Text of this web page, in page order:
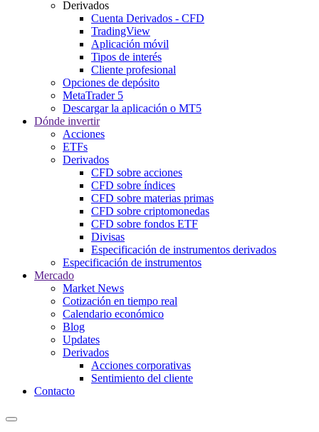
Derivados
Cuenta Derivados - CFD
TradingView
Aplicación móvil
Tipos de interés
Cliente profesional
Opciones de depósito
MetaTrader 5
Descargar la aplicación o MT5
Dónde invertir
Acciones
ETFs
Derivados
CFD sobre acciones
CFD sobre índices
CFD sobre materias primas
CFD sobre criptomonedas
CFD sobre fondos ETF
Divisas
Especificación de instrumentos derivados
Especificación de instrumentos
Mercado
Market News
Cotización en tiempo real
Calendario económico
Blog
Updates
Derivados
Acciones corporativas
Sentimiento del cliente
Contacto